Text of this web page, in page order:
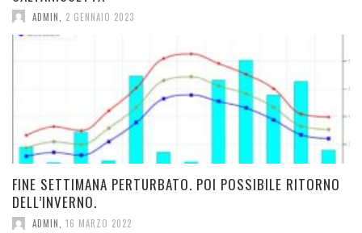
ADMIN 2 GENNAIO 2023
FINE SETTIMANA PERTURBATO. POI POSSIBILE RITORNO
DELL’INVERNO.
ADMIN, 16 MARZO 2022